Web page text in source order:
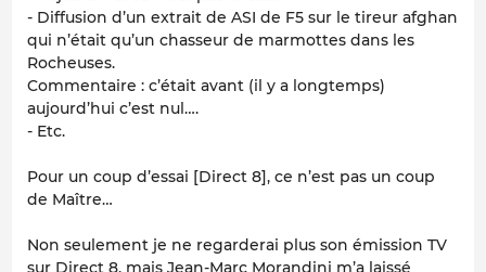
- Diffusion d’un extrait de ASI de F5 sur le tireur afghan
qui n’était qu’un chasseur de marmottes dans les
Rocheuses.
Commentaire : c’était avant (il y a longtemps)
aujourd’hui c’est nul….
- Etc.
Pour un coup d’essai [Direct 8], ce n’est pas un coup
de Maître…
Non seulement je ne regarderai plus son émission TV
sur Direct 8, mais Jean-Marc Morandini m’a laissé